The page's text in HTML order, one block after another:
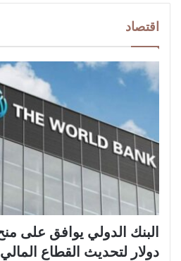
اقتصاد
دولار لتحديث القطاع المالي